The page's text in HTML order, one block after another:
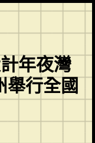
年夜灣
舉行全國